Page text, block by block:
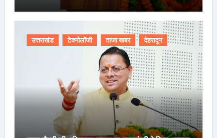
उत्तराखंड टेक्नोलॉजी ताजा खबर देहरादून